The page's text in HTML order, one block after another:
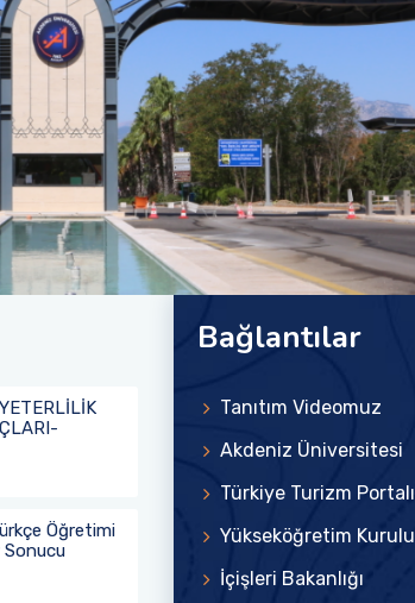
Öğretimi
Sonucu
Bağlantılar
Tanıtım Videomuz
Akdeniz Üniversitesi
Türkiye Turizm Portalı
Yükseköğretim Kurulu
İçişleri Bakanlığı